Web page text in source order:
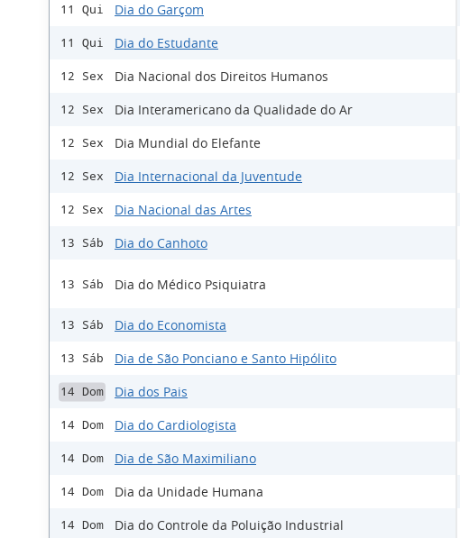
11 Qui Dia do Garçom
11 Qui Dia do Estudante
12 Sex Dia Nacional dos Direitos Humanos
12 Sex Dia Interamericano da Qualidade do Ar
12 Sex Dia Mundial do Elefante
12 Sex Dia Internacional da Juventude
12 Sex Dia Nacional das Artes
13 Sáb Dia do Canhoto
13 Sáb Dia do Médico Psiquiatra
13 Sáb Dia do Economista
13 Sáb Dia de São Ponciano e Santo Hipólito
14 Dom Dia dos Pais
14 Dom Dia do Cardiologista
14 Dom Dia de São Maximiliano
14 Dom Dia da Unidade Humana
14 Dom Dia do Controle da Poluição Industrial